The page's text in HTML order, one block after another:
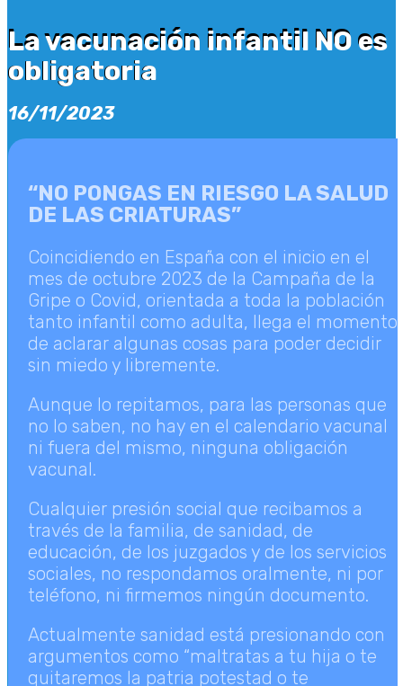
La vacunación infantil NO es
obligatoria
La vacunación infantil NO es
obligatoria
16/11/2023
“NO PONGAS EN RIESGO LA SALUD
DE LAS CRIATURAS”
Coincidiendo en España con el inicio en el
mes de octubre 2023 de la Campaña de la
Gripe o Covid, orientada a toda la población
tanto infantil como adulta, llega el momento
de aclarar algunas cosas para poder decidir
sin miedo y libremente.
Aunque lo repitamos, para las personas que
no lo saben, no hay en el calendario vacunal
ni fuera del mismo, ninguna obligación
vacunal.
Cualquier presión social que recibamos a
través de la familia, de sanidad, de
educación, de los juzgados y de los servicios
sociales, no respondamos oralmente, ni por
teléfono, ni firmemos ningún documento.
Actualmente sanidad está presionando con
argumentos como “maltratas a tu hija o te
quitaremos la patria potestad o te